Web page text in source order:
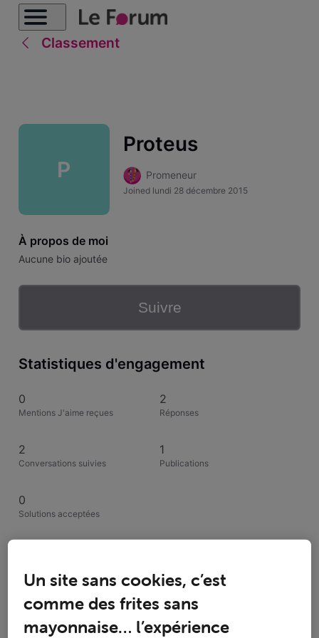
Classement
P
Proteus
Promeneur
Joined lundi 28 décembre 2015
À propos de moi
Aucune bio ajoutée
Suivre
Statistiques d'engagement
0
Mentions J'aime reçues
2
Réponses
2
Conversations suivies
1
Publications
0
Solutions acceptées
Toutesles activités
Selected
Un site sans cookies, c’est
comme des frites sans
mayonnaise… l’expérience